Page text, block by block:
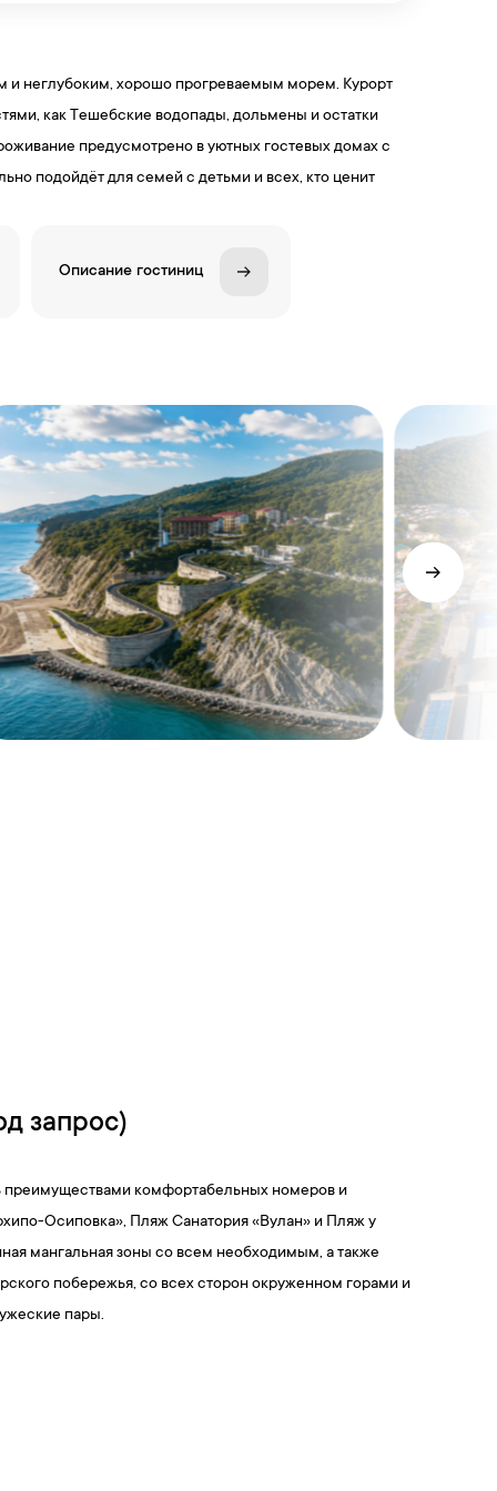
и неглубоким, хорошо прогреваемым морем. Курорт
как Тешебские водопады, дольмены и остатки
предусмотрено в уютных гостевых домах с
подойдёт для семей с детьми и всех, кто ценит
Описание гостиниц
запрос)
преимуществами комфортабельных номеров и
Осиповка», Пляж Санатория «Вулан» и Пляж у
мангальная зоны со всем необходимым, а также
побережья, со всех сторон окруженном горами и
пары.